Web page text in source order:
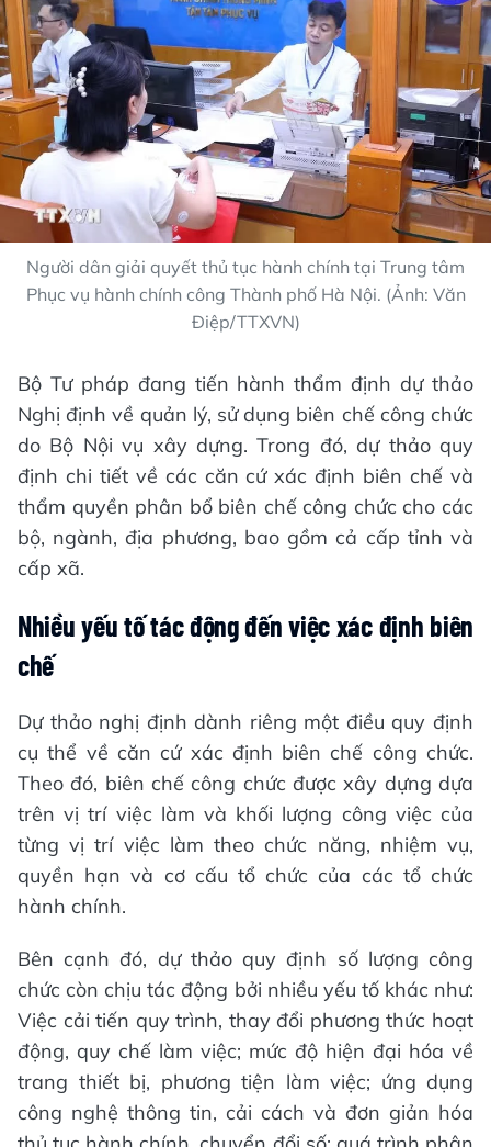
Người dân giải quyết thủ tục hành chính tại Trung tâm
Phục vụ hành chính công Thành phố Hà Nội. (Ảnh: Văn
Điệp/TTXVN)
Bộ Tư pháp đang tiến hành thẩm định dự thảo
Nghị định về quản lý, sử dụng biên chế công chức
do Bộ Nội vụ xây dựng. Trong đó, dự thảo quy
định chi tiết về các căn cứ xác định biên chế và
thẩm quyền phân bổ biên chế công chức cho các
bộ, ngành, địa phương, bao gồm cả cấp tỉnh và
cấp xã.
Nhiều yếu tố tác động đến việc xác định biên
chế
Dự thảo nghị định dành riêng một điều quy định
cụ thể về căn cứ xác định biên chế công chức.
Theo đó, biên chế công chức được xây dựng dựa
trên vị trí việc làm và khối lượng công việc của
từng vị trí việc làm theo chức năng, nhiệm vụ,
quyền hạn và cơ cấu tổ chức của các tổ chức
hành chính.
Bên cạnh đó, dự thảo quy định số lượng công
chức còn chịu tác động bởi nhiều yếu tố khác như:
Việc cải tiến quy trình, thay đổi phương thức hoạt
động, quy chế làm việc; mức độ hiện đại hóa về
trang thiết bị, phương tiện làm việc; ứng dụng
công nghệ thông tin, cải cách và đơn giản hóa